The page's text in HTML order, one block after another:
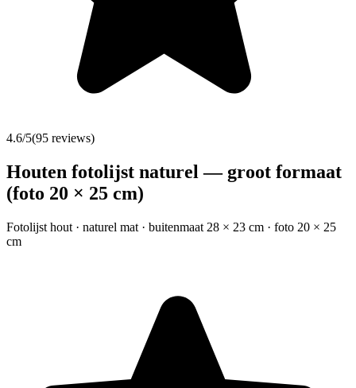
4.6/5(95 reviews)
Houten fotolijst naturel — groot formaat
(foto 20 × 25 cm)
Fotolijst hout · naturel mat · buitenmaat 28 × 23 cm · foto 20 × 25
cm